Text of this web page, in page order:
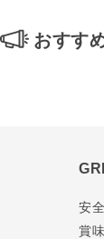
おすす
安
賞